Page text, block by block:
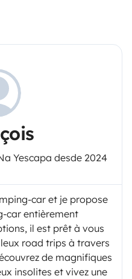
Yescapa desde 2024
car et je propose
car entièrement
il est prêt à vous
road trips à travers
de magnifiques
insolites et vivez une